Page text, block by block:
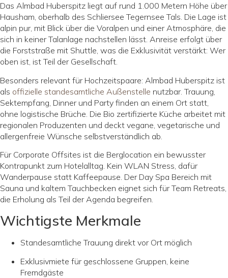
Das Almbad Huberspitz liegt auf rund 1.000 Metern Höhe über
Hausham, oberhalb des Schliersee Tegernsee Tals. Die Lage ist
alpin pur, mit Blick über die Voralpen und einer Atmosphäre, die
sich in keiner Talanlage nachstellen lässt. Anreise erfolgt über
die Forststraße mit Shuttle, was die Exklusivität verstärkt: Wer
oben ist, ist Teil der Gesellschaft.
Besonders relevant für Hochzeitspaare: Almbad Huberspitz ist
als offizielle standesamtliche Außenstelle nutzbar. Trauung,
Sektempfang, Dinner und Party finden an einem Ort statt,
ohne logistische Brüche. Die Bio zertifizierte Küche arbeitet mit
regionalen Produzenten und deckt vegane, vegetarische und
allergenfreie Wünsche selbstverständlich ab.
Für Corporate Offsites ist die Berglocation ein bewusster
Kontrapunkt zum Hotelalltag. Kein WLAN Stress, dafür
Wanderpause statt Kaffeepause. Der Day Spa Bereich mit
Sauna und kaltem Tauchbecken eignet sich für Team Retreats,
die Erholung als Teil der Agenda begreifen.
Wichtigste Merkmale
Standesamtliche Trauung direkt vor Ort möglich
Exklusivmiete für geschlossene Gruppen, keine
Fremdgäste